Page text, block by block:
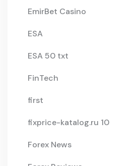
EmirBet Casino
ESA
ESA 50 txt
FinTech
first
fixprice-katalog.ru 10
Forex News